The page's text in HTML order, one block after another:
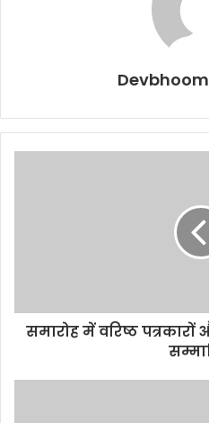
समारोह में वरिष्ठ